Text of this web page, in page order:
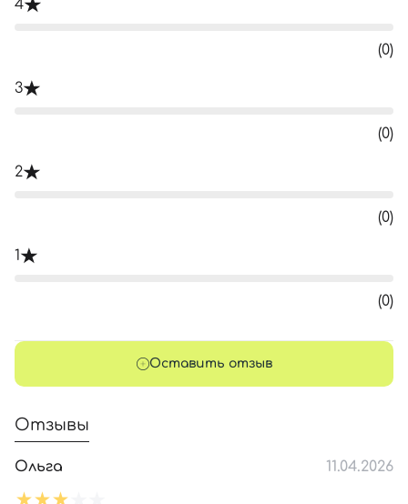
4
(0)
3
(0)
2
(0)
1
(0)
Оставить отзыв
Отзывы
Ольга 11.04.2026